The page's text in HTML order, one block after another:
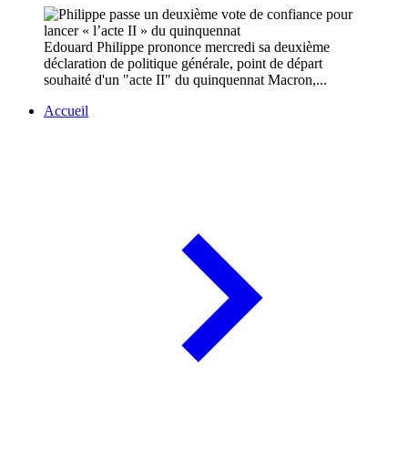
Edouard Philippe prononce mercredi sa deuxième
déclaration de politique générale, point de départ
souhaité d'un "acte II" du quinquennat Macron,...
Accueil